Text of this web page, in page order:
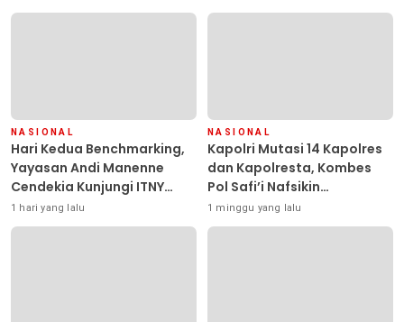
NASIONAL
Hari Kedua Benchmarking,
Yayasan Andi Manenne
Cendekia Kunjungi ITNY
Yogyakarta
1 hari yang lalu
NASIONAL
Kapolri Mutasi 14 Kapolres
dan Kapolresta, Kombes
Pol Safi’i Nafsikin
Mengemban Amanah
Pimpin Polresta Kendari
1 minggu yang lalu